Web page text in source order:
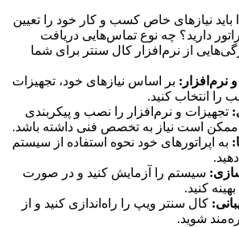
باید نیازهای خاص کسب و کار خود را تعیین
دارید؟ چه نوع تماس‌هایی دریافت
از نرم‌افزار کال سنتر برای شما
نرم‌افزار: بر اساس نیازهای خود، تجهیزات
را انتخاب کنید.
تجهیزات و نرم‌افزار را نصب و پیکربندی
ممکن است نیاز به تخصص فنی داشته باشد.
به اپراتورهای خود نحوه استفاده از سیستم
سیستم را آزمایش کنید و در صورت
کنید.
کال سنتر ویپ را راه‌اندازی کنید و از
شوید.